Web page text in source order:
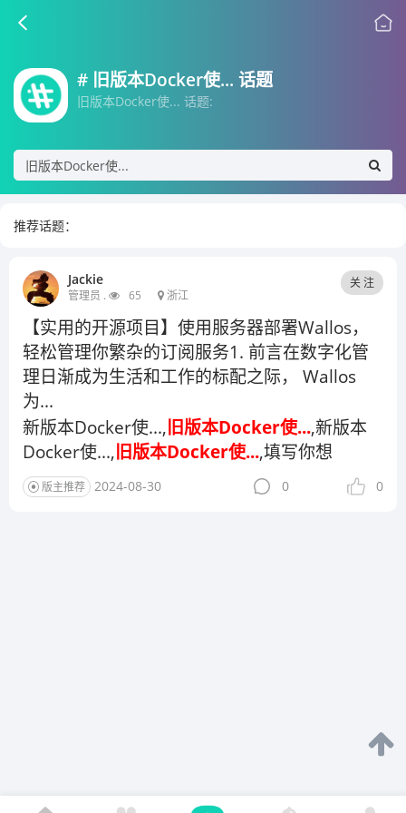
# 旧版本Docker使... 话题
旧版本Docker使... 话题:
推荐话题：
Jackie
管理员 . 65 浙江
关 注
【实用的开源项目】使用服务器部署Wallos，
轻松管理你繁杂的订阅服务1. 前言在数字化管
理日渐成为生活和工作的标配之际， Wallos
为...
新版本Docker使...,旧版本Docker使...,新版本
Docker使...,旧版本Docker使...,填写你想
版主推荐 2024-08-30 0 0